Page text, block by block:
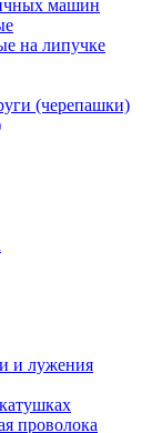
машин
на липучке
(черепашки)
и лужения
проволока